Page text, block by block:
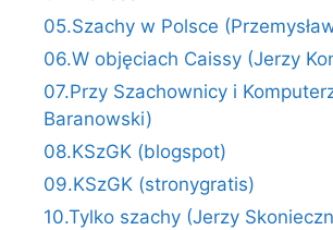
05.Szachy w Polsce
06.W objęciach Caissy (Jerzy
07.Przy Szachownicy i
Baranowski)
08.KSzGK (blogspot)
09.KSzGK (stronygratis)
10.Tylko szachy (Jerzy